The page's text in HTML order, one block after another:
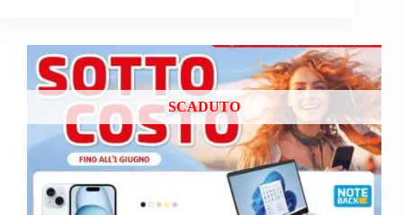
SCADUTO